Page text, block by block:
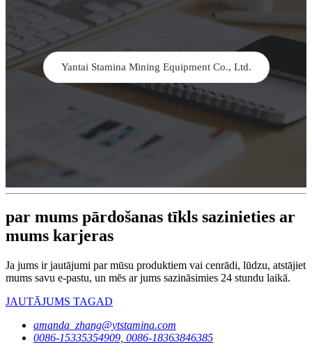
Yantai Stamina Mining Equipment Co., Ltd.
par mums pārdošanas tīkls sazinieties ar
mums karjeras
Ja jums ir jautājumi par mūsu produktiem vai cenrādi, lūdzu, atstājiet
mums savu e-pastu, un mēs ar jums sazināsimies 24 stundu laikā.
JAUTĀJUMS TAGAD
amanda_zhang@ytstamina.com
0086-15335354909, 0086-18363846385